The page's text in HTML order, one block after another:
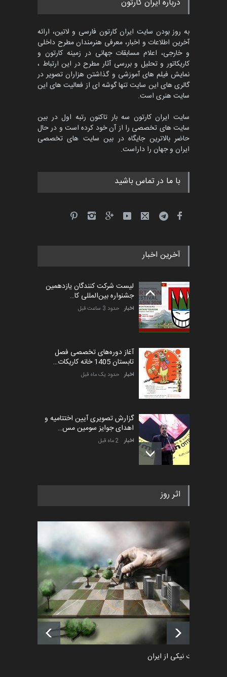
درباره ایران کارتون
به روز بودن سایت ایران کارتون فارسی و لاتین، ارائه
آخرین اطلاعات و اخبار، معرفی هنرمندان مطرح داخلی
و خارجی، اعلام مسابقات جهانی در زمینه کارتون و
کاریکاتور و تحلیل و بررسی آثار مطرح در این ارتباط ،
نمایش فیلم های آموزشی و گذاشتن هزاران تصویر در
گالری های این سایت تنها گوشه ای از فعالیت های این
سایت هنری است.
سایت ایران کارتون سه بار تاکنون رتبه اول در بین
سایت های تخصصی را از آن خود کرده است و در حال
حاضر بالاترین جایگاه در بین سایت های تخصصی
ایران و جهان را داراست.
با ما در تماس باشید
آخرین اخبار
لیست شرکت کنندگان یازدهمین
جشنواره بین‌المللی کا…
اخبار حدود 3 ساعت قبل
آغاز دوره‌های تخصصی فصل
تابستان 1405 خانه کاریکات…
اخبار حدود یک ماه قبل
گزارش تصویری آیین اختتامیه و
اهدای جوایز سومین مس…
اخبار 2 ماه قبل
به یاد اردوغان باشول (۱۹۳۶–
اخبار 2 ماه قبل
رویداد کارگاهی کارتون و پوستر
«ایران سربلند» به ا…
اخبار 6 ماه قبل
فراخوان رویداد کارگاهی کارتون و
پوستر "ایران سربل…
اخبار
اثر روز
طراوت نیکی از ایران